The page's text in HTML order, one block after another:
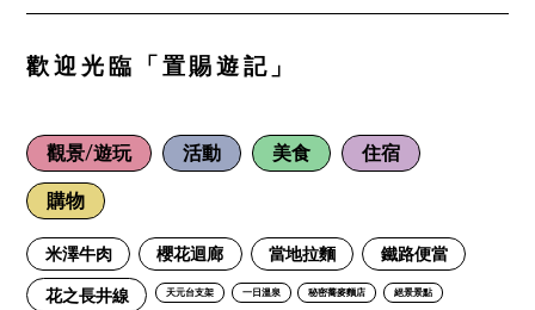
歡迎光臨「置賜遊記」
觀景/遊玩 活動 美食 住宿
購物
米澤牛肉 櫻花迴廊 當地拉麵 鐵路便當
花之長井線 天元台支架 一日溫泉 秘密蕎麥麵店 絕景景點